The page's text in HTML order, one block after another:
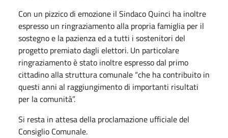
Con un pizzico di emozione il Sindaco Quinci ha inoltre
espresso un ringraziamento alla propria famiglia per il
sostegno e la pazienza ed a tutti i sostenitori del
progetto premiato dagli elettori. Un particolare
ringraziamento è stato inoltre espresso dal primo
cittadino alla struttura comunale “che ha contribuito in
questi anni al raggiungimento di importanti risultati
per la comunità”.
Si resta in attesa della proclamazione ufficiale del
Consiglio Comunale.